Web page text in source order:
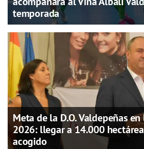
temporada
Meta de la D.O. Valdepeñas
2026: llegar a 14.000
acogido